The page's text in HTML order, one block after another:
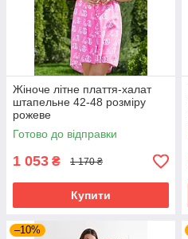
Жіноче літне плаття-халат
штапельне 42-48 розміру
рожеве
Готово до відправки
1 053 ₴ 1 170 ₴
Купити
–10%